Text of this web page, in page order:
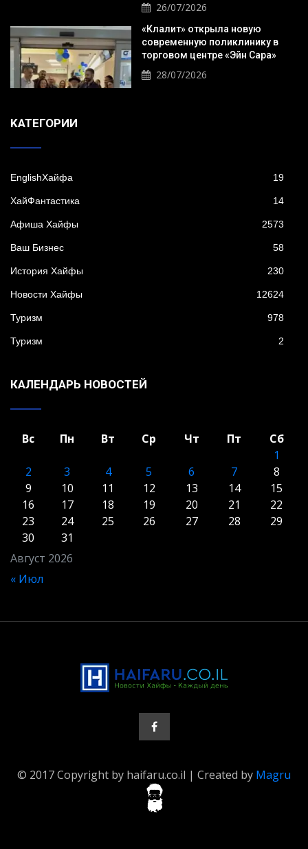
26/07/2026
«Клалит» открыла новую
современную поликлинику в
торговом центре «Эйн Сара»
28/07/2026
KАТЕГОРИИ
EnglishХайфа 19
XайФантастика 14
Афиша Хайфы 2573
Ваш Бизнес 58
История Хайфы 230
Новости Хайфы 12624
Туризм 978
Туризм 2
КАЛЕНДАРЬ НОВОСТЕЙ
Август 2026
Вс Пн Вт Ср Чт Пт
Сб
1
2
3 4 5 6 7
8
9
10 11 12 13 14
15
16
17 18 19 20 21
22
23
24 25 26 27 28
29
30
31
« Июл
© 2017 Copyright by haifaru.co.il | Created by Magru